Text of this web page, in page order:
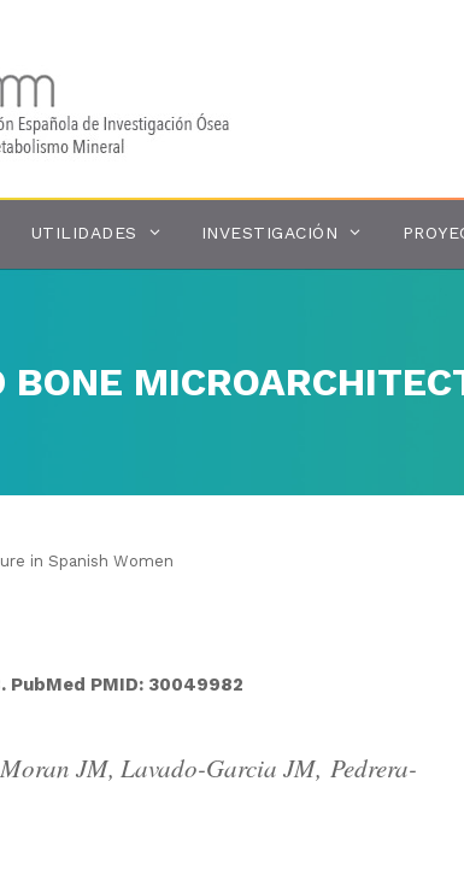
UTILIDADES INVESTIGACIÓN
in Spanish Women
PubMed PMID: 30049982
JM, Lavado-Garcia JM, Pedrera-